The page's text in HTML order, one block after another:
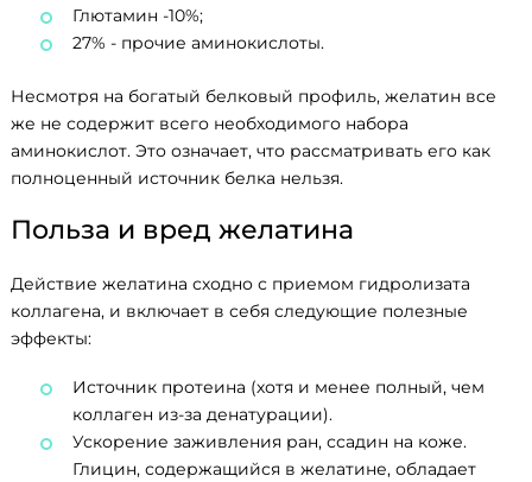
Глютамин -10%;
27% - прочие аминокислоты.
Несмотря на богатый белковый профиль, желатин все
же не содержит всего необходимого набора
аминокислот. Это означает, что рассматривать его как
полноценный источник белка нельзя.
Польза и вред желатина
Действие желатина сходно с приемом гидролизата
коллагена, и включает в себя следующие полезные
эффекты:
Источник протеина (хотя и менее полный, чем
коллаген из-за денатурации).
Ускорение заживления ран, ссадин на коже.
Глицин, содержащийся в желатине, обладает